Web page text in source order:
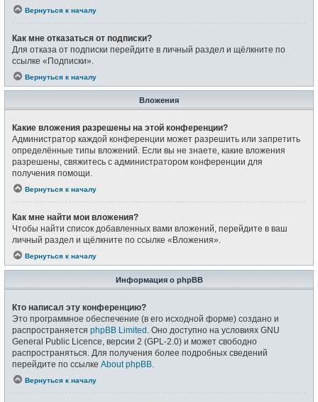
Вернуться к началу
Как мне отказаться от подписки?
Для отказа от подписки перейдите в личный раздел и щёлкните по
ссылке «Подписки».
Вернуться к началу
Вложения
Какие вложения разрешены на этой конференции?
Администратор каждой конференции может разрешить или запретить
определённые типы вложений. Если вы не знаете, какие вложения
разрешены, свяжитесь с администратором конференции для
получения помощи.
Вернуться к началу
Как мне найти мои вложения?
Чтобы найти список добавленных вами вложений, перейдите в ваш
личный раздел и щёлкните по ссылке «Вложения».
Вернуться к началу
Информация о phpBB
Кто написал эту конференцию?
Это программное обеспечение (в его исходной форме) создано и
распространяется phpBB Limited . Оно доступно на условиях GNU
General Public Licence, версии 2 (GPL-2.0) и может свободно
распространяться. Для получения более подробных сведений
перейдите по ссылке About phpBB
Вернуться к началу